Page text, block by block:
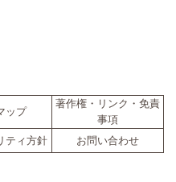
ップ
著作権・リンク・免責
事項
ティ方針 お問い合わせ